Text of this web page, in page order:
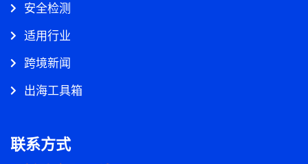
安全检测
适用行业
跨境新闻
出海工具箱
联系方式